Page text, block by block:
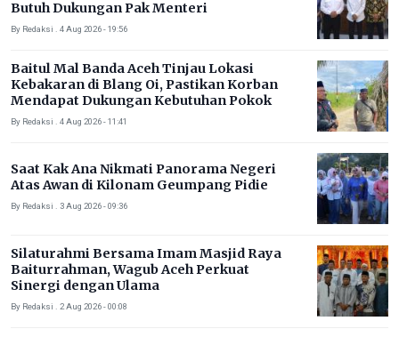
Butuh Dukungan Pak Menteri
By Redaksi . 4 Aug 2026 - 19:56
Baitul Mal Banda Aceh Tinjau Lokasi
Kebakaran di Blang Oi, Pastikan Korban
Mendapat Dukungan Kebutuhan Pokok
By Redaksi . 4 Aug 2026 - 11:41
Saat Kak Ana Nikmati Panorama Negeri
Atas Awan di Kilonam Geumpang Pidie
By Redaksi . 3 Aug 2026 - 09:36
Silaturahmi Bersama Imam Masjid Raya
Baiturrahman, Wagub Aceh Perkuat
Sinergi dengan Ulama
By Redaksi . 2 Aug 2026 - 00:08